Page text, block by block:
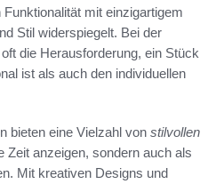
mit einzigartigem
Stil widerspiegelt. Bei der
die Herausforderung, ein Stück
ist als auch den individuellen
bieten eine Vielzahl von stilvollen
Zeit anzeigen, sondern auch als
Mit kreativen Designs und